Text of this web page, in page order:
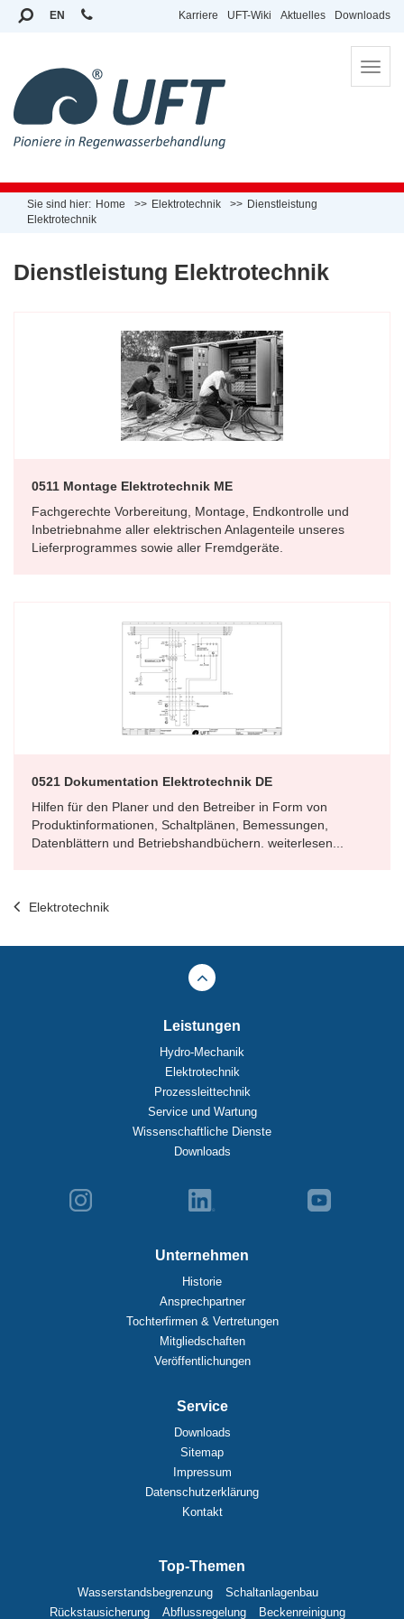
Karriere UFT-Wiki Aktuelles Downloads
EN
Sie sind hier: Home Elektrotechnik
Dienstleistung
Elektrotechnik
Dienstleistung Elektrotechnik
0511 Montage Elektrotechnik ME
Fachgerechte Vorbereitung, Montage, Endkontrolle und
Inbetriebnahme aller elektrischen Anlagenteile unseres
Lieferprogrammes sowie aller Fremdgeräte.
0521 Dokumentation Elektrotechnik DE
Hilfen für den Planer und den Betreiber in Form von
Produktinformationen, Schaltplänen, Bemessungen,
Datenblättern und Betriebshandbüchern. weiterlesen...
Elektrotechnik
Leistungen
Hydro-Mechanik
Elektrotechnik
Prozessleittechnik
Service und Wartung
Wissenschaftliche Dienste
Downloads
Unternehmen
Historie
Ansprechpartner
Tochterfirmen & Vertretungen
Mitgliedschaften
Veröffentlichungen
Service
Downloads
Sitemap
Impressum
Datenschutzerklärung
Kontakt
Top-Themen
Wasserstandsbegrenzung
Schaltanlagenbau
Rückstausicherung
Abflussregelung Beckenreinigung